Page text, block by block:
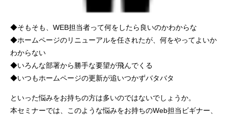
◆そもそも、WEB担当者って何をしたら良いのかわからな
◆ホームページのリニューアルを任されたが、何をやってよいか
わからない
◆いろんな部署から勝手な要望が飛んでくる
◆いつもホームページの更新が追いつかずバタバタ
といった悩みをお持ちの方は多いのではないでしょうか。
本セミナーでは、このような悩みをお持ちのWeb担当ビギナー、